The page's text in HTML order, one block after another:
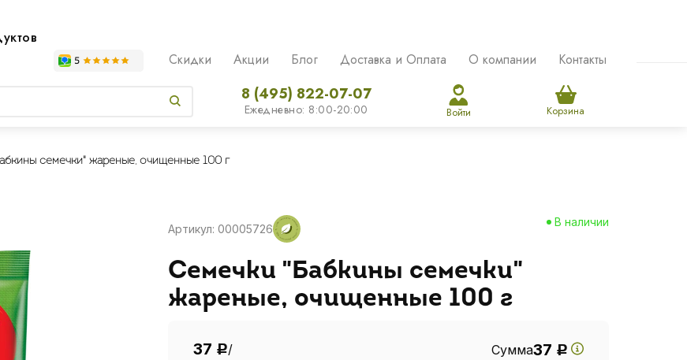
Скидки Акции Блог Доставка и Оплата О компании Контакты
8 (495) 822-07-07
Ежедневно: 8:00-20:00 Войти Корзина
семечки" жареные, очищенные 100 г
Артикул: 00005726
В наличии
Семечки "Бабкины семечки"
жареные, очищенные 100 г
37 Р/ Сумма37 Р